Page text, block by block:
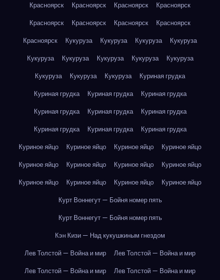
Красноярск
Красноярск Красноярск
Красноярск
Красноярск
Красноярск Красноярск
Красноярск
Красноярск
Кукуруза Кукуруза Кукуруза
Кукуруза
Кукуруза
Кукуруза Кукуруза Кукуруза
Кукуруза
Кукуруза
Кукуруза Кукуруза
Куриная грудка
Куриная грудка
Куриная грудка
Куриная грудка
Куриная грудка
Куриная грудка
Куриная грудка
Куриная грудка
Куриная грудка
Куриная грудка
Куриное яйцо
Куриное яйцо Куриное яйцо
Куриное яйцо
Куриное яйцо
Куриное яйцо Куриное яйцо
Куриное яйцо
Куриное яйцо
Куриное яйцо Куриное яйцо
Куриное яйцо
Курт Воннегут — Бойня номер пять
Курт Воннегут — Бойня номер пять
Кэн Кизи — Над кукушкиным гнездом
Лев Толстой — Война и мир
Лев Толстой — Война и мир
Лев Толстой — Война и мир
Лев Толстой — Война и мир